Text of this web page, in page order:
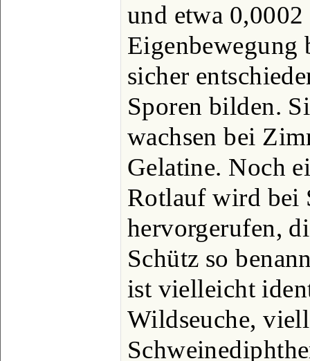
und etwa
Eigenbewegung
sicher
Sporen bilden.
wachsen bei
Gelatine. Noch
Rotlauf wird bei
hervorgerufen,
Schütz so
ist vielleicht
Wildseuche,